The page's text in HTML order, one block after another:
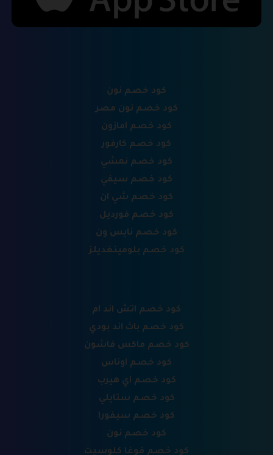
كود خصم نون
كود خصم نون مصر
كود خصم امازون
كود خصم كارفور
كود خصم نمشي
كود خصم سيفي
كود خصم شي ان
كود خصم فورديل
كود خصم نايس ون
كود خصم بلومينغديلز
كود خصم اتش اند ام
كود خصم باث اند بودي
كود خصم ماكس فاشون
كود خصم اوناس
كود خصم اي هيرب
كود خصم ستايلي
كود خصم سيفورا
كود خصم نون
كود خصم فوغا كلوسيت